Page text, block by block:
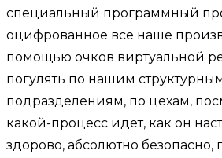
специальный программный
оцифрованное все наше
помощью очков виртуальной
погулять по нашим
подразделениям, по цехам,
какой-процесс идет, как он
здорово, абсолютно безопасно,